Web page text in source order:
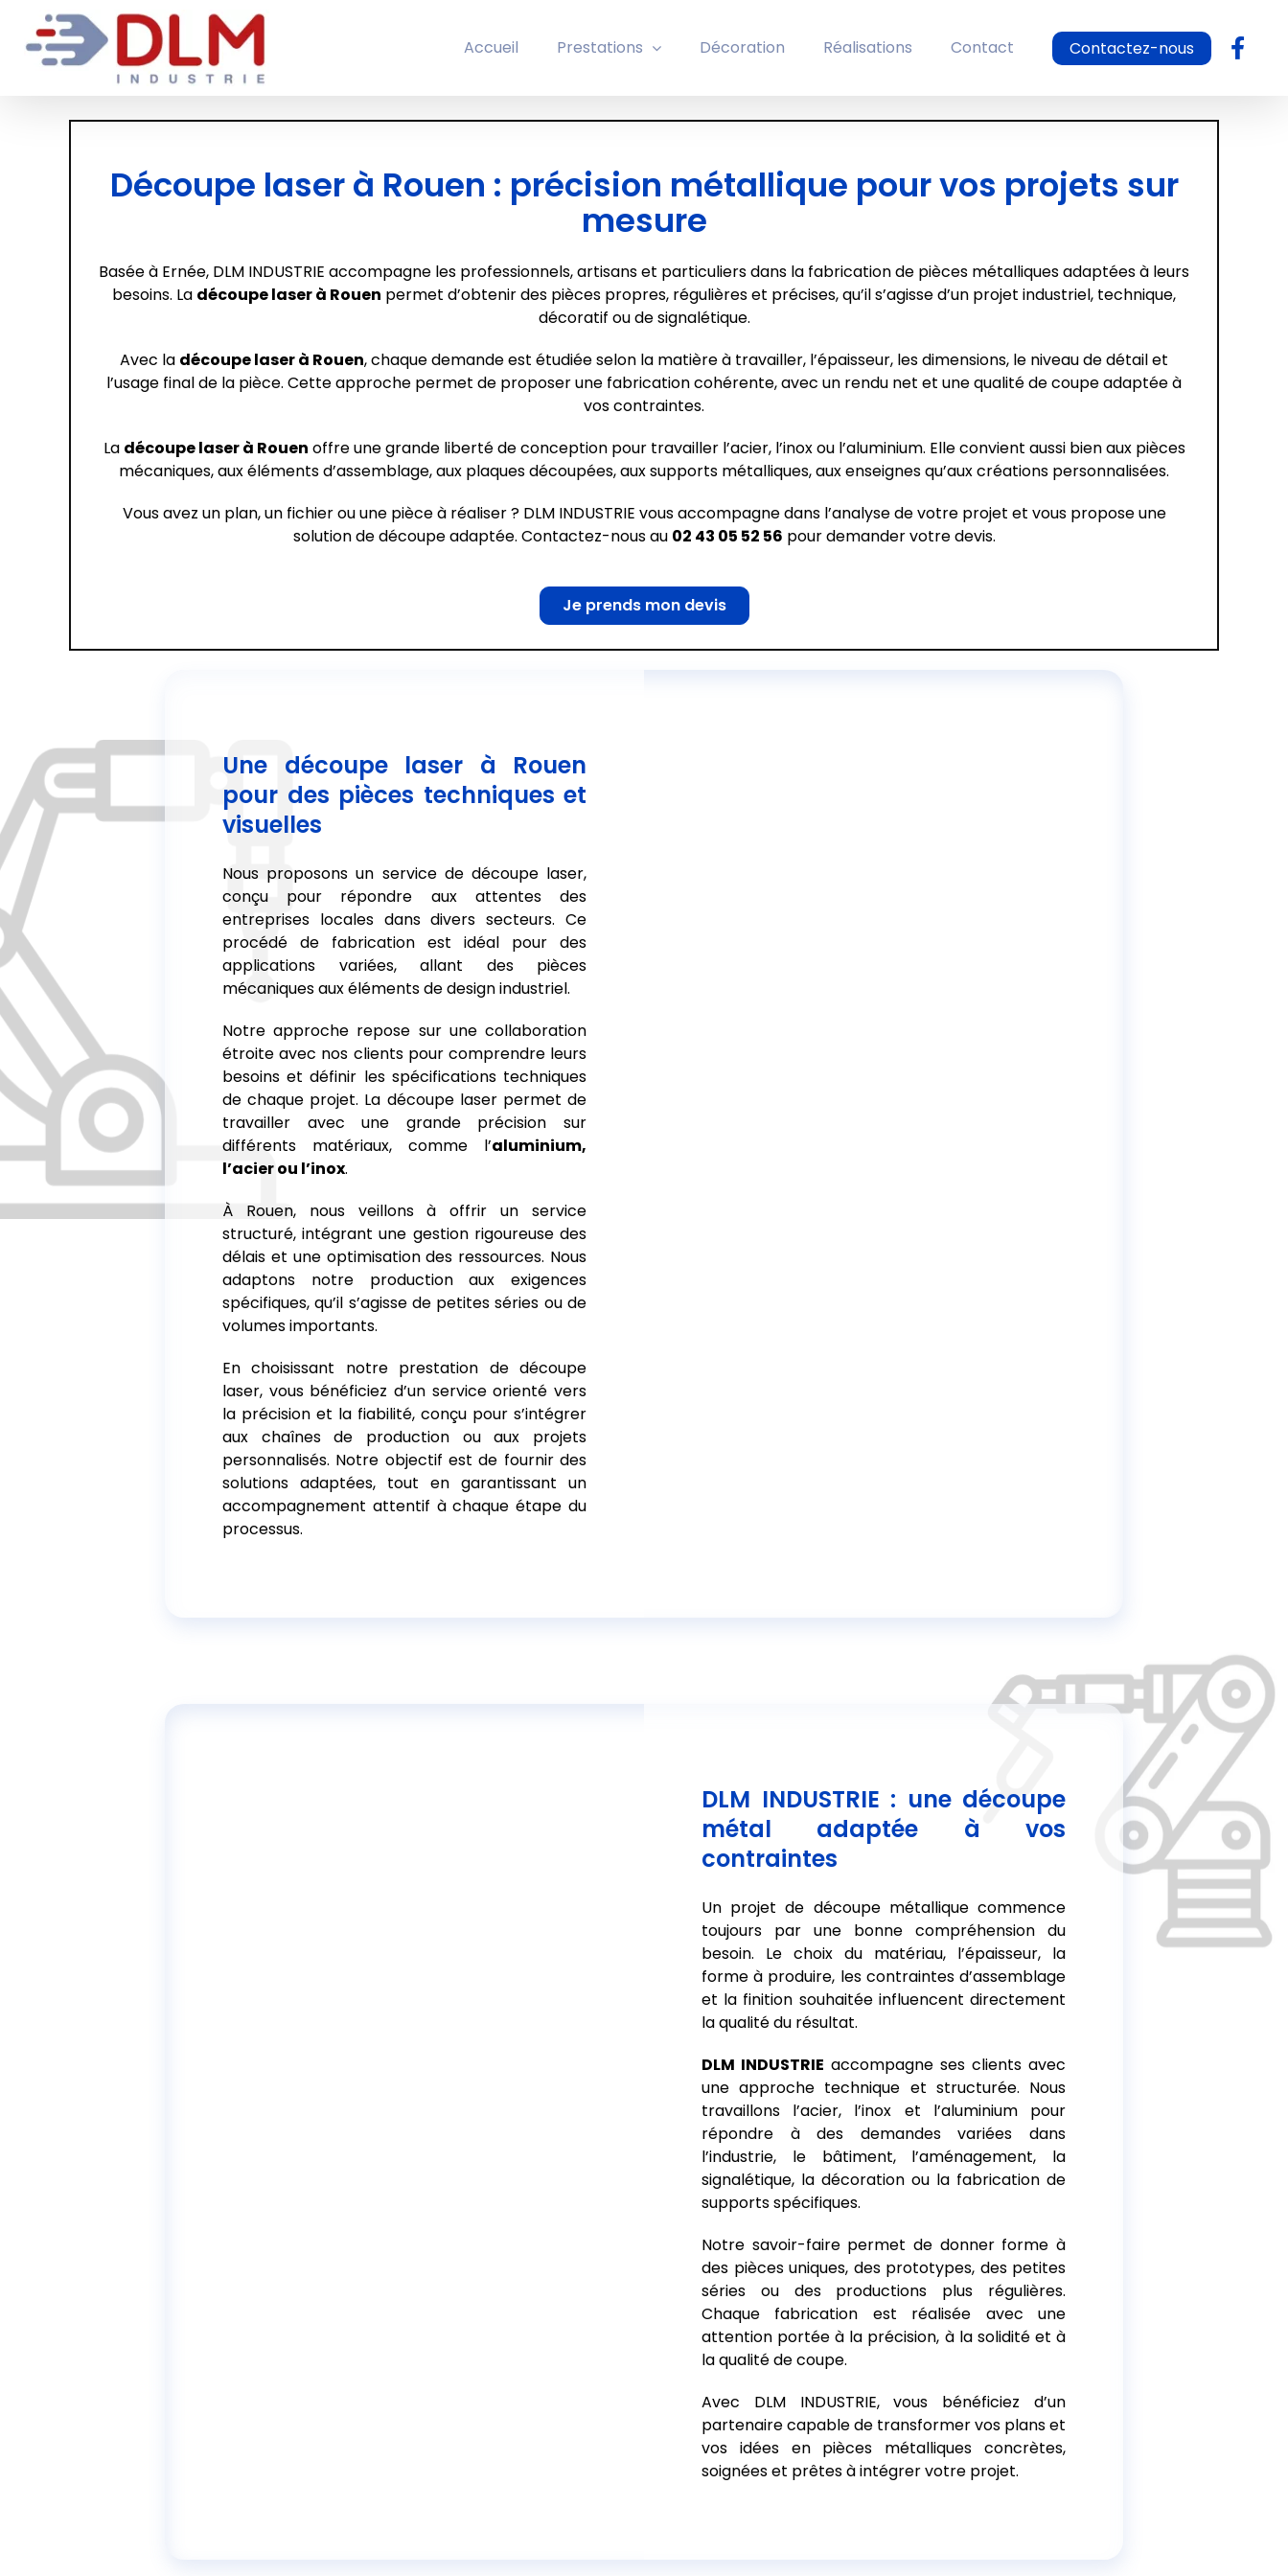
Passer
contenu
Accueil Prestations Décoration Réalisations Contact Contactez-nous
Découpe laser à Rouen : précision métallique pour vos projets sur
mesure
Basée à Ernée, DLM INDUSTRIE accompagne les professionnels, artisans et particuliers dans la fabrication de pièces métalliques adaptées à leurs
besoins. La découpe laser à Rouen permet d’obtenir des pièces propres, régulières et précises, qu’il s’agisse d’un projet industriel, technique,
décoratif ou de signalétique.
Avec la découpe laser à Rouen, chaque demande est étudiée selon la matière à travailler, l’épaisseur, les dimensions, le niveau de détail et
l’usage final de la pièce. Cette approche permet de proposer une fabrication cohérente, avec un rendu net et une qualité de coupe adaptée à
vos contraintes.
La découpe laser à Rouen offre une grande liberté de conception pour travailler l’acier, l’inox ou l’aluminium. Elle convient aussi bien aux pièces
mécaniques, aux éléments d’assemblage, aux plaques découpées, aux supports métalliques, aux enseignes qu’aux créations personnalisées.
Vous avez un plan, un fichier ou une pièce à réaliser ? DLM INDUSTRIE vous accompagne dans l’analyse de votre projet et vous propose une
solution de découpe adaptée. Contactez-nous au 02 43 05 52 56 pour demander votre devis.
Je prends mon devis
Une découpe laser à Rouen
pour des pièces techniques et
visuelles
Nous proposons un service de découpe laser,
conçu pour répondre aux attentes des
entreprises locales dans divers secteurs. Ce
procédé de fabrication est idéal pour des
applications variées, allant des pièces
mécaniques aux éléments de design industriel.
Notre approche repose sur une collaboration
étroite avec nos clients pour comprendre leurs
besoins et définir les spécifications techniques
de chaque projet. La découpe laser permet de
travailler avec une grande précision sur
différents matériaux, comme l’aluminium,
l’acier ou l’inox.
À Rouen, nous veillons à offrir un service
structuré, intégrant une gestion rigoureuse des
délais et une optimisation des ressources. Nous
adaptons notre production aux exigences
spécifiques, qu’il s’agisse de petites séries ou de
volumes importants.
En choisissant notre prestation de découpe
laser, vous bénéficiez d’un service orienté vers
la précision et la fiabilité, conçu pour s’intégrer
aux chaînes de production ou aux projets
personnalisés. Notre objectif est de fournir des
solutions adaptées, tout en garantissant un
accompagnement attentif à chaque étape du
processus.
DLM INDUSTRIE : une découpe
métal adaptée à vos
contraintes
Un projet de découpe métallique commence
toujours par une bonne compréhension du
besoin. Le choix du matériau, l’épaisseur, la
forme à produire, les contraintes d’assemblage
et la finition souhaitée influencent directement
la qualité du résultat.
DLM INDUSTRIE accompagne ses clients avec
une approche technique et structurée. Nous
travaillons l’acier, l’inox et l’aluminium pour
répondre à des demandes variées dans
l’industrie, le bâtiment, l’aménagement, la
signalétique, la décoration ou la fabrication de
supports spécifiques.
Notre savoir-faire permet de donner forme à
des pièces uniques, des prototypes, des petites
séries ou des productions plus régulières.
Chaque fabrication est réalisée avec une
attention portée à la précision, à la solidité et à
la qualité de coupe.
Avec DLM INDUSTRIE, vous bénéficiez d’un
partenaire capable de transformer vos plans et
vos idées en pièces métalliques concrètes,
soignées et prêtes à intégrer votre projet.